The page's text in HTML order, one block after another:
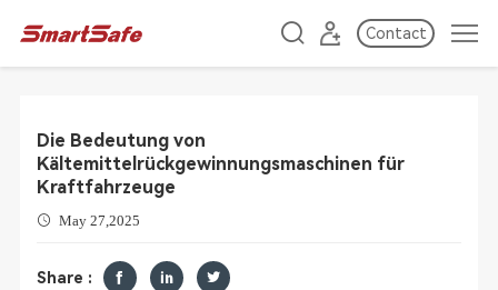
Contact
Die Bedeutung von
Kältemittelrückgewinnungsmaschinen für
Kraftfahrzeuge
May 27,2025
Share :